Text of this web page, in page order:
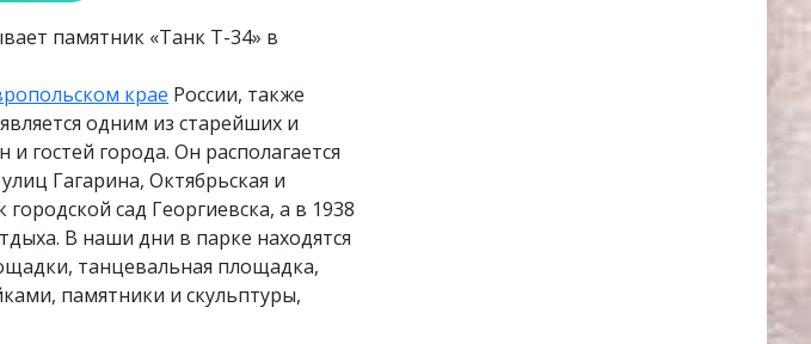
памятник «Танк Т-34» в
крае России, также
одним из старейших и
гостей города. Он располагается
Гагарина, Октябрьская и
сад Георгиевска, а в 1938
В наши дни в парке находятся
танцевальная площадка,
памятники и скульптуры,